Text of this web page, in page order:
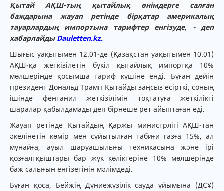
Қытай АҚШ-тың қытайлық өнімдерге салған
баждарына жауап ретінде бірқатар америкалық
тауарлардың импортына тарифтер енгізуде, - деп
хабарлайды Dauletten.kz.
Шығыс уақытымен 12.01-де (Қазақстан уақытымен 10.01)
АҚШ-қа жеткізілетін бүкіл қытайлық импортқа 10%
мөлшерінде қосымша тариф күшіне енді. Бұған дейін
президент Дональд Трамп Қытайды заңсыз есірткі, соның
ішінде фентанил жеткізілімін тоқтатуға жеткілікті
шаралар қабылдамады деп бірнеше рет айыптаған еді.
Жауап ретінде Қытайдың Қаржы министрлігі АҚШ-тан
әкелінетін көмір мен сұйытылған табиғи газға 15%, ал
мұнайға, ауыл шаруашылығы техникасына және ірі
қозғалтқыштары бар жүк көліктеріне 10% мөлшерінде
баж салығын енгізетінін мәлімдеді.
Бұған қоса, Бейжің Дүниежүзілік сауда ұйымына (ДСҰ)